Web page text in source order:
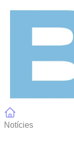
Notícies